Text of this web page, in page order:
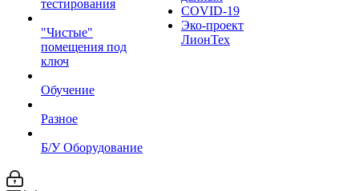
тестирования
"Чистые"
помещения под
ключ
Обучение
Разное
Б/У Оборудование
COVID-19
Эко-проект
ЛионТех